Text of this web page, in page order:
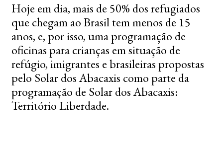
Hoje em dia, mais de 50% dos refugiados
que chegam ao Brasil tem menos de 15
anos, e, por isso, uma programação de
oficinas para crianças em situação de
refúgio, imigrantes e brasileiras propostas
pelo Solar dos Abacaxis como parte da
programação de Solar dos Abacaxis:
Território Liberdade.